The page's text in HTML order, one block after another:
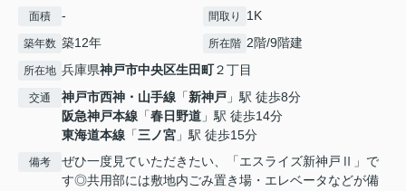
面積 - 間取り 1K
築年数 築12年 所在階 2階/9階建
所在地 兵庫県神戸市中央区生田町２丁目
交通 神戸市西神・山手線 「新神戸 」駅 徒歩8分
阪急神戸本線 「春日野道 」駅 徒歩14分
東海道本線 「三ノ宮 」駅 徒歩15分
備考
ぜひ一度見ていただきたい、「エスライズ新神戸Ⅱ」で
す◎共用部には敷地内ごみ置き場・エレベータなどが備